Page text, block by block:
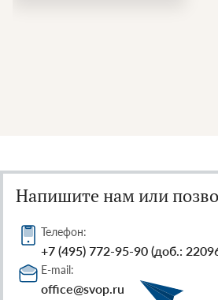
Напишите нам или
Телефон:
+7 (495) 772-95-90 (доб.:
E-mail:
office@svop.ru